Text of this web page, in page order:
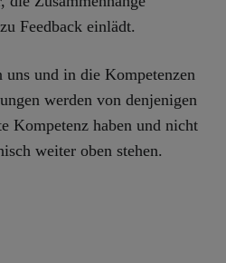
Feedback einlädt.
uns und in die Kompetenzen
werden von denjenigen
Kompetenz haben und nicht
weiter oben stehen.